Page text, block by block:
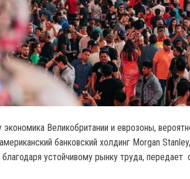
Великобритании и еврозоны,
банковский холдинг Morgan
устойчивому рынку труда, передает